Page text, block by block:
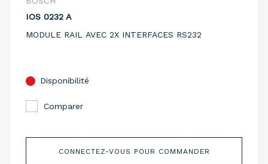
IOS 0232 A
MODULE RAIL AVEC 2X INTERFACES RS232
Disponibilité
Comparer
CONNECTEZ-VOUS POUR COMMANDER